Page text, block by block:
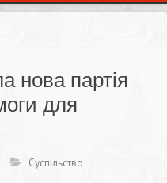
нова партія
для
Суспільство